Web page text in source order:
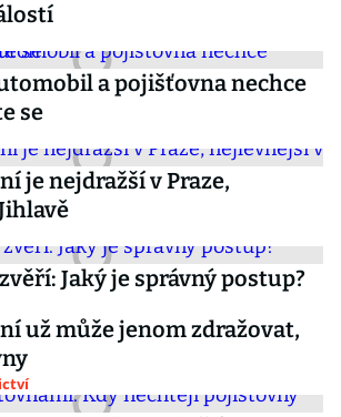
a pojišťovna nechce
se
je nejdražší v Praze,
Jaký je správný postup?
už může jenom zdražovat,